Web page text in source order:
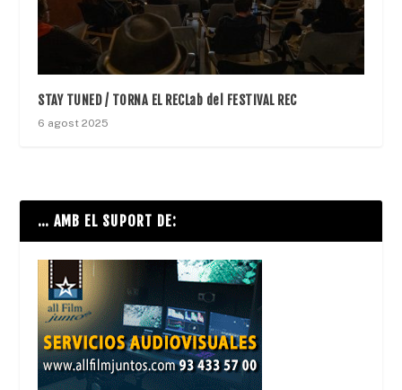
STAY TUNED / TORNA EL RECLab del FESTIVAL REC
6 agost 2025
… AMB EL SUPORT DE: